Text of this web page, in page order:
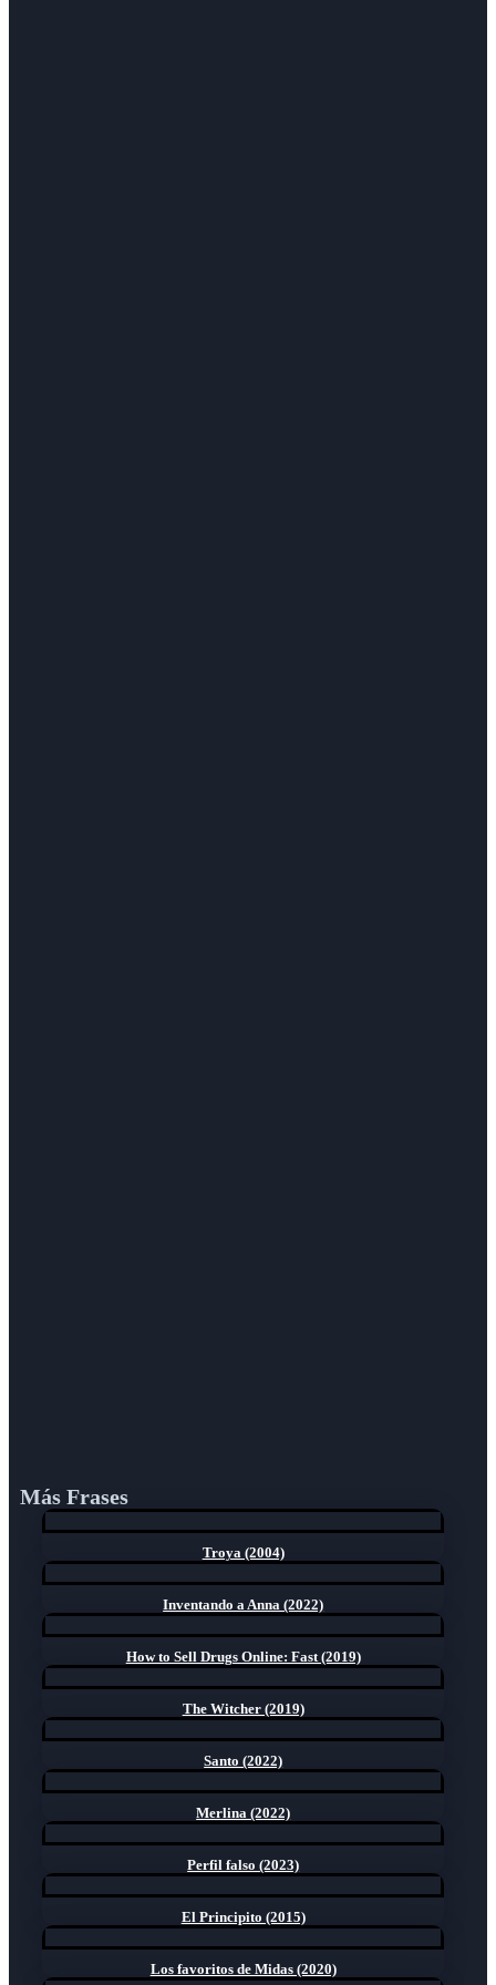
Más Frases
Troya (2004)
Inventando a Anna (2022)
How to Sell Drugs Online: Fast (2019)
The Witcher (2019)
Santo (2022)
Merlina (2022)
Perfil falso (2023)
El Principito (2015)
Los favoritos de Midas (2020)